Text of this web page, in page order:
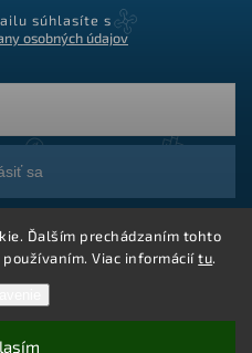
Ďalším prechádzaním tohto
Viac informáciítu.
súhlasíte s
osobných údajov
sa